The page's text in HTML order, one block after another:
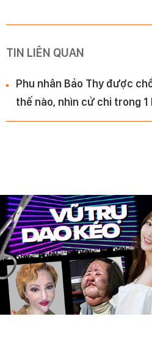
TIN LIÊN QUAN
Phu nhân Bảo Thy được
thế nào, nhìn cử chỉ trong 1